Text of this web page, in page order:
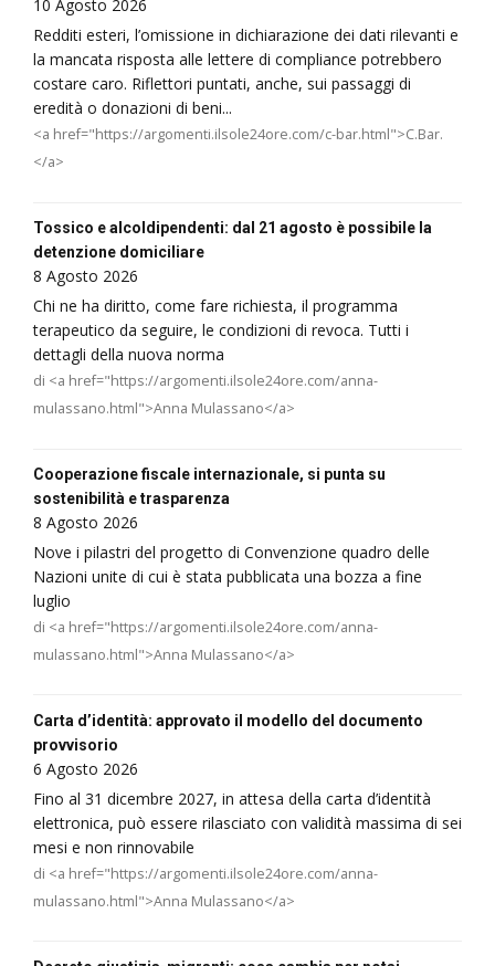
10 Agosto 2026
Redditi esteri, l’omissione in dichiarazione dei dati rilevanti e
la mancata risposta alle lettere di compliance potrebbero
costare caro. Riflettori puntati, anche, sui passaggi di
eredità o donazioni di beni...
<a href="https://argomenti.ilsole24ore.com/c-bar.html">C.Bar.
</a>
Tossico e alcoldipendenti: dal 21 agosto è possibile la
detenzione domiciliare
8 Agosto 2026
Chi ne ha diritto, come fare richiesta, il programma
terapeutico da seguire, le condizioni di revoca. Tutti i
dettagli della nuova norma
di <a href="https://argomenti.ilsole24ore.com/anna-
mulassano.html">Anna Mulassano</a>
Cooperazione fiscale internazionale, si punta su
sostenibilità e trasparenza
8 Agosto 2026
Nove i pilastri del progetto di Convenzione quadro delle
Nazioni unite di cui è stata pubblicata una bozza a fine
luglio
di <a href="https://argomenti.ilsole24ore.com/anna-
mulassano.html">Anna Mulassano</a>
Carta d’identità: approvato il modello del documento
provvisorio
6 Agosto 2026
Fino al 31 dicembre 2027, in attesa della carta d’identità
elettronica, può essere rilasciato con validità massima di sei
mesi e non rinnovabile
di <a href="https://argomenti.ilsole24ore.com/anna-
mulassano.html">Anna Mulassano</a>